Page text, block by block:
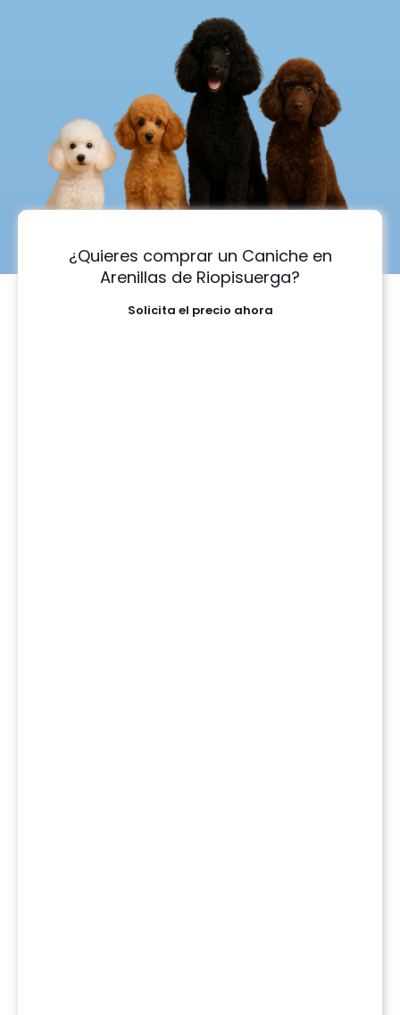
¿Quieres comprar un Caniche en
Arenillas de Riopisuerga?
Solicita el precio ahora